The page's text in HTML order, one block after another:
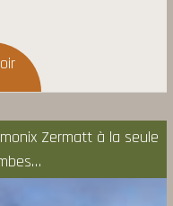
Zermatt à la seule